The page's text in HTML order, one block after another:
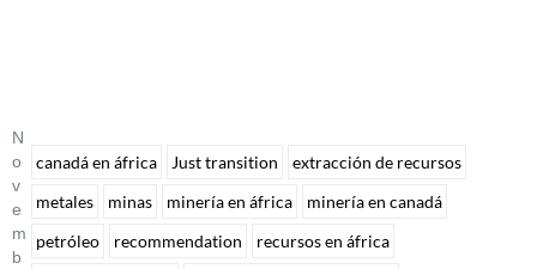
N
O
V
E
M
B
canadá en áfrica Just transition
extracción de recursos
metales
minas minería en áfrica
minería en canadá
petróleo
recommendation
recursos en áfrica